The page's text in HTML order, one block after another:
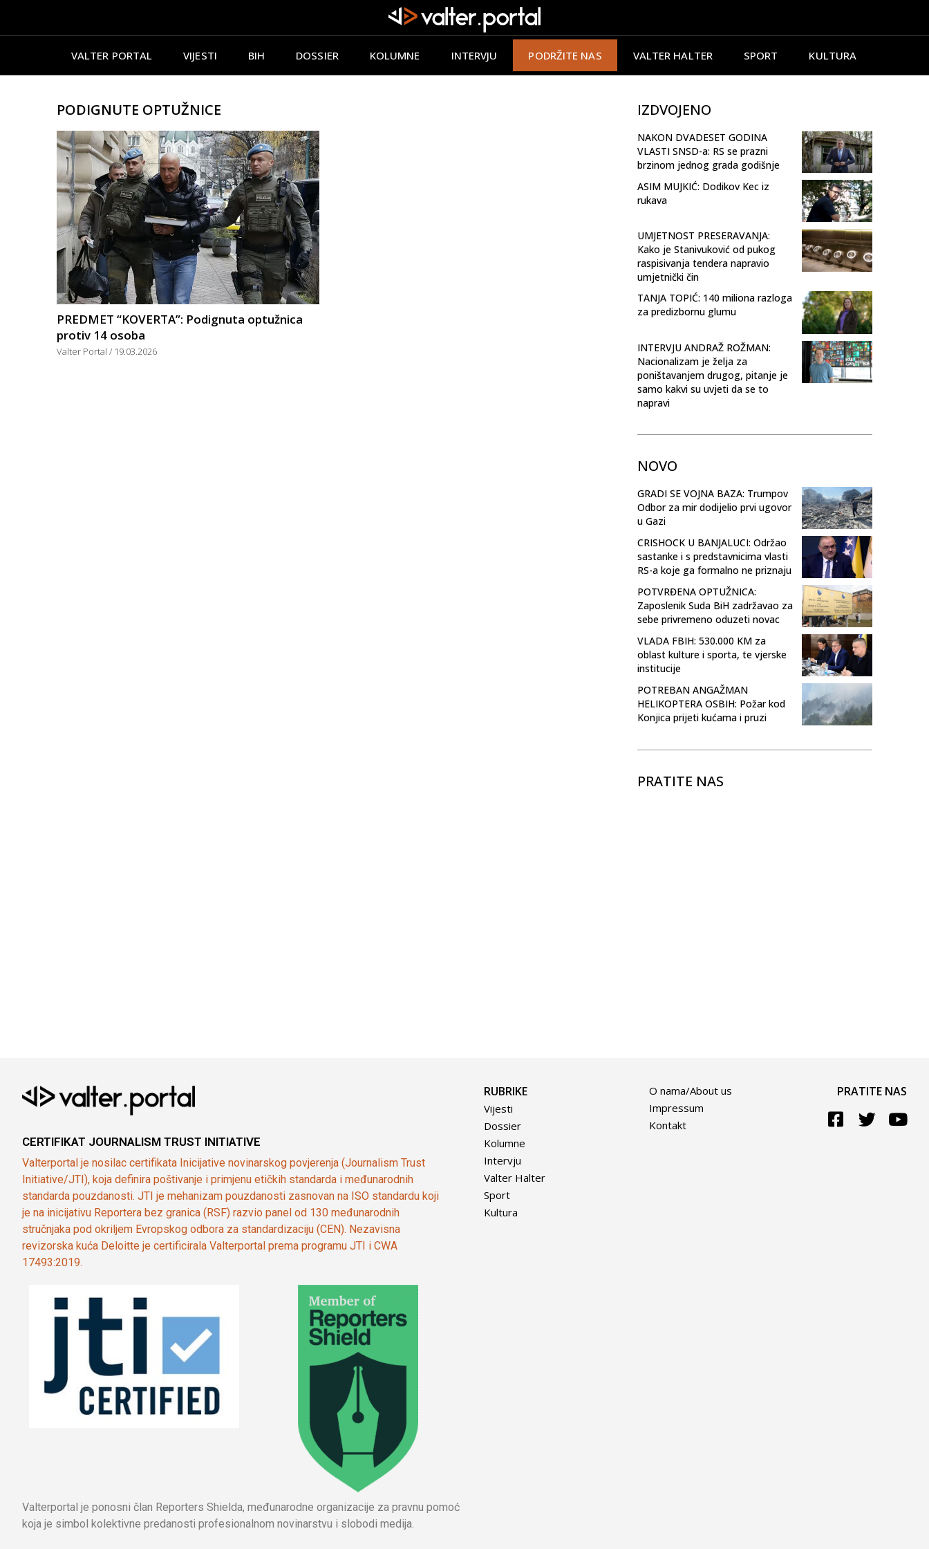
VALTER PORTAL VIJESTI BIH DOSSIER KOLUMNE INTERVJU PODRŽITE NAS VALTER HALTER SPORT KULTURA
PODIGNUTE OPTUŽNICE
PREDMET “KOVERTA”: Podignuta optužnica
protiv 14 osoba
Valter Portal 19.03.2026
IZDVOJENO
NAKON DVADESET GODINA
VLASTI SNSD-a: RS se prazni
brzinom jednog grada godišnje
ASIM MUJKIĆ: Dodikov Kec iz
rukava
UMJETNOST PRESERAVANJA:
Kako je Stanivuković od pukog
raspisivanja tendera napravio
umjetnički čin
TANJA TOPIĆ: 140 miliona razloga
za predizbornu glumu
INTERVJU ANDRAŽ ROŽMAN:
Nacionalizam je želja za
poništavanjem drugog, pitanje je
samo kakvi su uvjeti da se to
napravi
NOVO
GRADI SE VOJNA BAZA: Trumpov
Odbor za mir dodijelio prvi ugovor
u Gazi
CRISHOCK U BANJALUCI: Održao
sastanke i s predstavnicima vlasti
RS-a koje ga formalno ne priznaju
POTVRĐENA OPTUŽNICA:
Zaposlenik Suda BiH zadržavao za
sebe privremeno oduzeti novac
VLADA FBIH: 530.000 KM za
oblast kulture i sporta, te vjerske
institucije
POTREBAN ANGAŽMAN
HELIKOPTERA OSBIH: Požar kod
Konjica prijeti kućama i pruzi
PRATITE NAS
CERTIFIKAT JOURNALISM TRUST INITIATIVE
Valterportal je nosilac certifikata Inicijative novinarskog povjerenja (Journalism Trust
Initiative/JTI), koja definira poštivanje i primjenu etičkih standarda i međunarodnih
standarda pouzdanosti. JTI je mehanizam pouzdanosti zasnovan na ISO standardu koji
je na inicijativu Reportera bez granica (RSF) razvio panel od 130 međunarodnih
stručnjaka pod okriljem Evropskog odbora za standardizaciju (CEN). Nezavisna
revizorska kuća Deloitte je certificirala Valterportal prema programu JTI i CWA
17493:2019.
Valterportal je ponosni član Reporters Shielda, međunarodne organizacije za pravnu pomoć
koja je simbol kolektivne predanosti profesionalnom novinarstvu i slobodi medija.
RUBRIKE
Vijesti
Dossier
Kolumne
Intervju
Valter Halter
Sport
Kultura
O nama/About us
Impressum
Kontakt
PRATITE NAS